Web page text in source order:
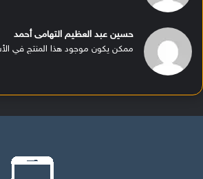
حسين عبد العظيم التهامى أحمد
ممكن يكون موجود هذا المنتج في